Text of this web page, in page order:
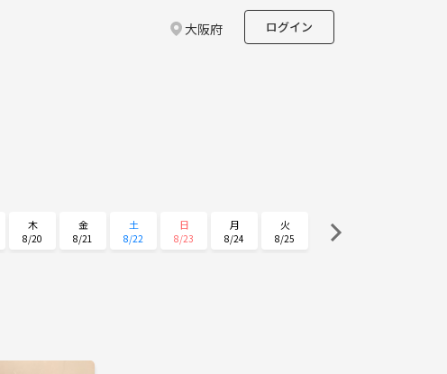
大阪府 ログイン
木
8/20
金
8/21
土
8/22
日
8/23
月
8/24
火
8/25